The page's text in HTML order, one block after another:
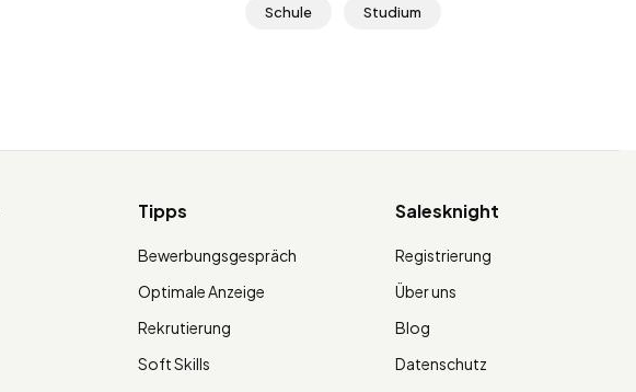
Schule Studium
Tipps
Bewerbungsgespräch
Optimale Anzeige
Rekrutierung
Soft Skills
Salesknight
Registrierung
Über uns
Blog
Datenschutz